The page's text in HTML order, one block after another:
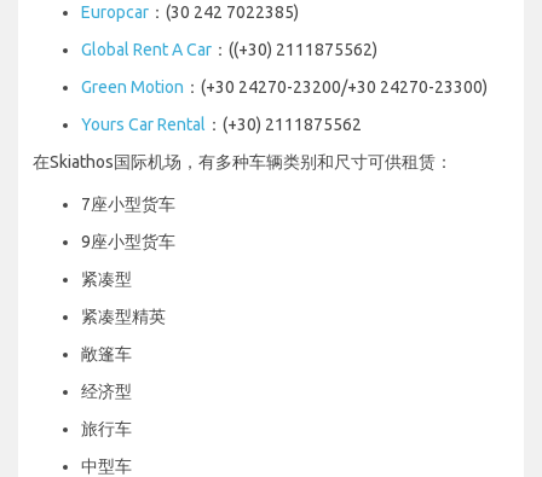
Europcar ：(30 242 7022385)
Global Rent A Car ：((+30) 2111875562)
Green Motion ：(+30 24270-23200/+30 24270-23300)
Yours Car Rental ：(+30) 2111875562
在Skiathos国际机场，有多种车辆类别和尺寸可供租赁：
7座小型货车
9座小型货车
紧凑型
紧凑型精英
敞篷车
经济型
旅行车
中型车